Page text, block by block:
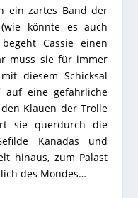
ein zartes Band der
könnte es auch
Cassie einen
muss sie für immer
diesem Schicksal
eine gefährliche
Klauen der Trolle
sie querdurch die
Kanadas und
hinaus, zum Palast
des Mondes…